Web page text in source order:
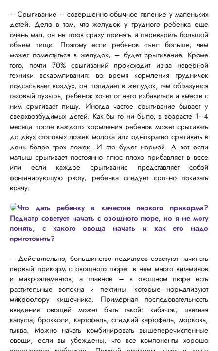
– Срыгивание – совершенно обычное явление у маленьких
детей. Дело в том, что желудок у грудного ребенка еще
очень мал, он не готов сразу принять и переварить большой
объем пищи. Поэтому если ребенок съел больше, чем
может поместиться в желудок, – будет срыгивание. Кроме
того, почти 70% срыгиваний происходит из-за неверной
техники вскармливания: во время кормления грудничок
подсасывает воздух, он попадает в желудок, там образуется
газовый пузырь, ребенок хочет от него избавиться и вместе с
ним срыгивает пищу. Иногда частое срыгивание бывает у
сверхвозбудимых детей. Как бы то ни было, в возрасте 1–4
месяца после каждого кормления ребенок может срыгивать
до двух столовых ложек молока или однократно срыгивать в
день более трех ложек. И это будет нормой. А вот если
малыш срыгивает постоянно плюс плохо прибавляет в весе
или если каждое срыгивание представляет собой
фонтанирующую рвоту, ребенка следует срочно показать
врачу.
Что дать ребенку в качестве первого прикорма?
Педиатр советует начать с овощного пюре, но я не могу
понять, с какого овоща начать и как его надо
приготовить?
– Действительно, большинство педиатров советуют начинать
первый прикорм с овощного пюре: в нем много витаминов
и микроэлементов, а главное – в овощном пюре есть
растительные волокна и пек­тины, которые нормализуют
микро­флору кишечника. Примерная по­следовательность
введения овощей может быть такой: кабачок, цветная
капуста, брокколи, картофель, сладкий картофель, морковь,
тыква. Можно начать комбинировать выше­перечисленные
овощи, если вы убежде­ны, что все компоненты хорошо